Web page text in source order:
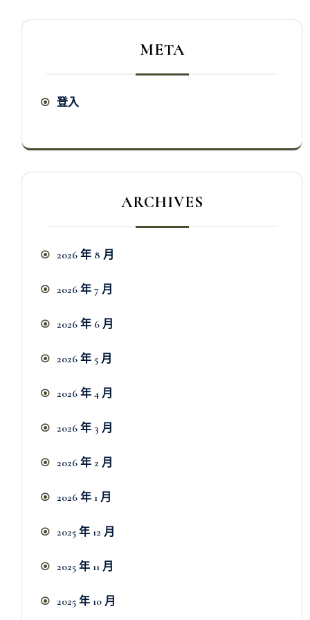
META
登入
ARCHIVES
2026 年 8 月
2026 年 7 月
2026 年 6 月
2026 年 5 月
2026 年 4 月
2026 年 3 月
2026 年 2 月
2026 年 1 月
2025 年 12 月
2025 年 11 月
2025 年 10 月